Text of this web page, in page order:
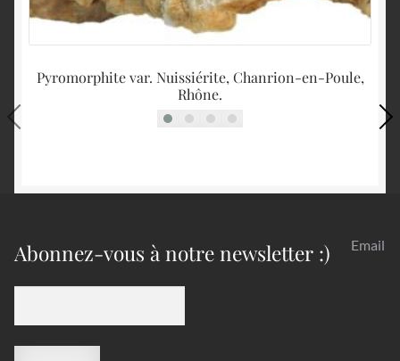
Pyromorphite var. Nuissiérite, Chanrion-en-Poule,
Rhône.
Abonnez-vous à notre newsletter :) Email